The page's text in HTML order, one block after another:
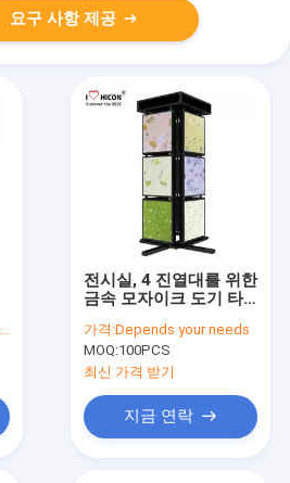
요구 사항 제공
전시실, 4 진열대를 위한
금속 모자이크 도기 타
가격:Depends your needs
MOQ:100PCS
최신 가격 받기
지금 연락